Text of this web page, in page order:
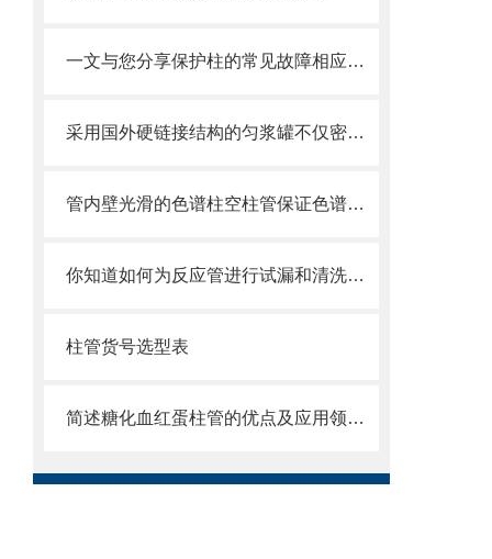
一文与您分享保护柱的常见故障相应解决方法
采用国外硬链接结构的匀浆罐不仅密封性能好而且耐磨损
管内壁光滑的色谱柱空柱管保证色谱柱制成品的高性能
你知道如何为反应管进行试漏和清洗吗？这篇文章教你一个有效的方法
柱管货号选型表
简述糖化血红蛋柱管的优点及应用领域分享